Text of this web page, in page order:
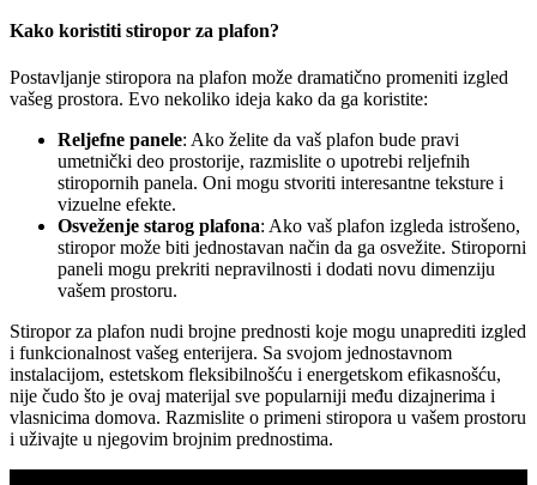
Kako koristiti stiropor za plafon?
Postavljanje stiropora na plafon može dramatično promeniti izgled
vašeg prostora. Evo nekoliko ideja kako da ga koristite:
Reljefne panele: Ako želite da vaš plafon bude pravi
umetnički deo prostorije, razmislite o upotrebi reljefnih
stiropornih panela. Oni mogu stvoriti interesantne teksture i
vizuelne efekte.
Osveženje starog plafona: Ako vaš plafon izgleda istrošeno,
stiropor može biti jednostavan način da ga osvežite. Stiroporni
paneli mogu prekriti nepravilnosti i dodati novu dimenziju
vašem prostoru.
Stiropor za plafon nudi brojne prednosti koje mogu unaprediti izgled
i funkcionalnost vašeg enterijera. Sa svojom jednostavnom
instalacijom, estetskom fleksibilnošću i energetskom efikasnošću,
nije čudo što je ovaj materijal sve popularniji među dizajnerima i
vlasnicima domova. Razmislite o primeni stiropora u vašem prostoru
i uživajte u njegovim brojnim prednostima.